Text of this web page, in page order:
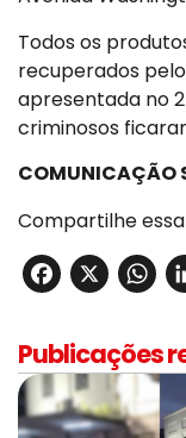
Todos os
recuperados
apresentada no
criminosos
COMUNICAÇÃO
Compartilhe
X
Publicações